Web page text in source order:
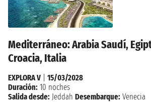
Mediterráneo: Arabia Saudí,
Croacia, Italia
EXPLORA V
15/03/2028
Duración: 10 noches
Salida desde: Jeddah Desembarque: Venecia